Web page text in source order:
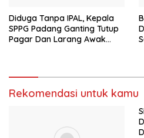
Diduga Tanpa IPAL, Kepala
SPPG Padang Ganting Tutup
Pagar Dan Larang Awak
Rekomendasi untuk kamu